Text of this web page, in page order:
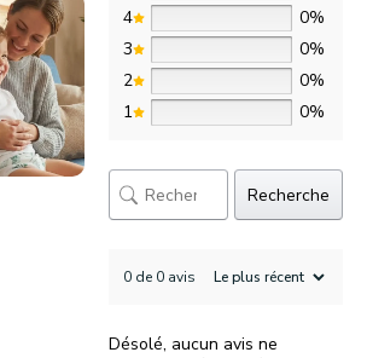
4
0%
3
0%
2
0%
1
0%
Recherche
0 de 0 avis
Désolé, aucun avis ne